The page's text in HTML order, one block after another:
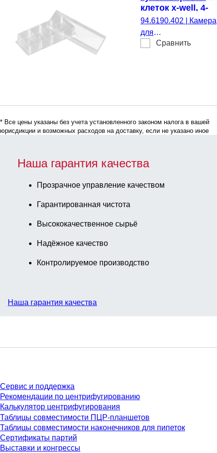
шт./Блистер
клеток x-well, 4-
луночный, на
покровном
стекле
94.6190.402
Камера
для
культивирования
нецитотоксичные, 6
шт./Блистер
Сравнить
* Все цены указаны без учета установленного законом налога в вашей
юрисдикции и возможных расходов на доставку, если не указано иное
Наша гарантия качества
Прозрачное управление качеством
Гарантированная чистота
Высококачественное сырьё
Надёжное качество
Контролируемое производство
Наша гарантия качества
Сервис и поддержка
Рекомендации по центрифугированию
Калькулятор центрифугирования
Таблицы совместимости ПЦР-планшетов
Таблицы совместимости наконечников для пипеток
Сертификаты партий
Выставки и конгрессы